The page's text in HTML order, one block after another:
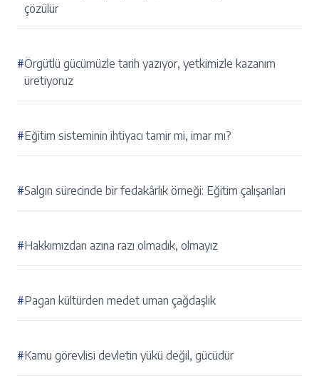
çözülür
#Örgütlü gücümüzle tarih yazıyor, yetkimizle kazanım
üretiyoruz
#Eğitim sisteminin ihtiyacı tamir mi, imar mı?
#Salgın sürecinde bir fedakârlık örneği: Eğitim çalışanları
#Hakkımızdan azına razı olmadık, olmayız
#Pagan kültürden medet uman çağdaşlık
#Kamu görevlisi devletin yükü değil, gücüdür